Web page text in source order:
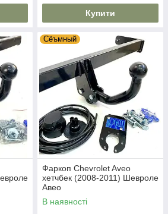
Купити
Сёъмный
Фаркоп Chevrolet Aveo
хетчбек (2008-2011) Шевроле
Авео
В наявності